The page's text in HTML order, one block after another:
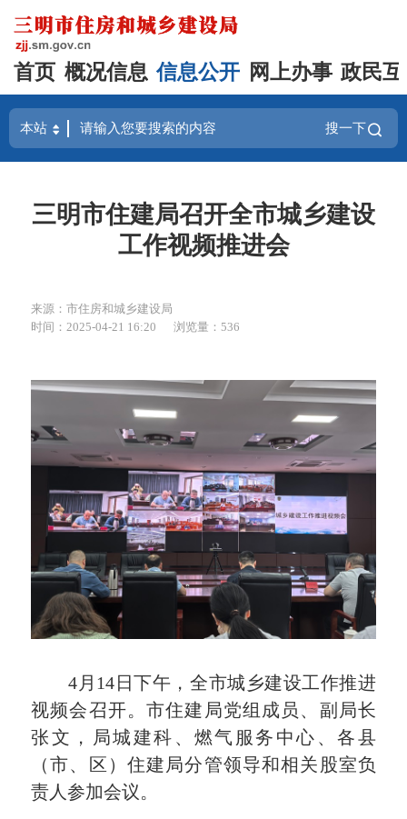
首页 概况信息 信息公开 网上办事 政民
搜一下
三明市住建局召开全市城乡建设
工作视频推进会
来源：市住房和城乡建设局
时间：2025-04-21 16:20
浏览量：536
4月14日下午，全市城乡建设工作推进
视频会召开。市住建局党组成员、副局长
张文，局城建科、燃气服务中心、各县
（市、区）住建局分管领导和相关股室负
责人参加会议。